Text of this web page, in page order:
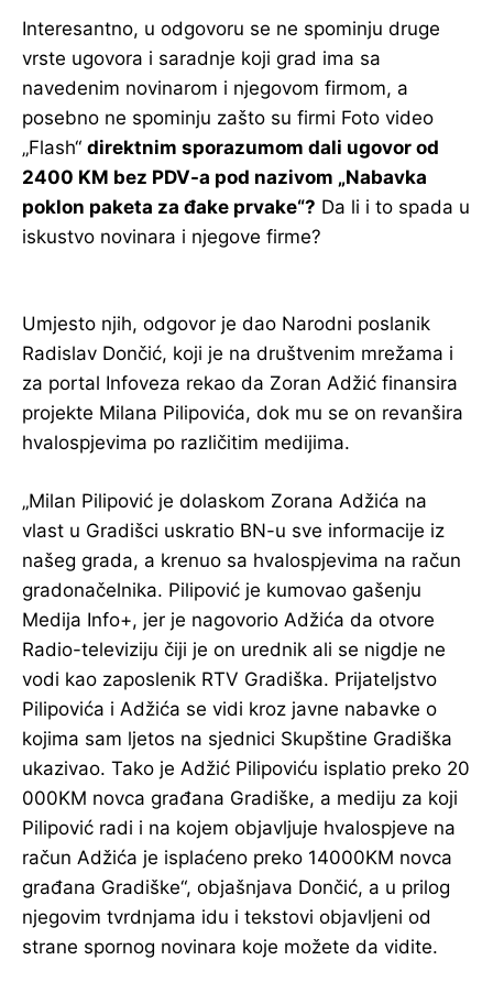
Interesantno, u odgovoru se ne spominju druge
vrste ugovora i saradnje koji grad ima sa
navedenim novinarom i njegovom firmom, a
posebno ne spominju zašto su firmi Foto video
„Flash“ direktnim sporazumom dali ugovor od
2400 KM bez PDV-a pod nazivom „Nabavka
poklon paketa za đake prvake“? Da li i to spada u
iskustvo novinara i njegove firme?
Umjesto njih, odgovor je dao Narodni poslanik
Radislav Dončić, koji je na društvenim mrežama i
za portal Infoveza rekao da Zoran Adžić finansira
projekte Milana Pilipovića, dok mu se on revanšira
hvalospjevima po različitim medijima.
„Milan Pilipović je dolaskom Zorana Adžića na
vlast u Gradišci uskratio BN-u sve informacije iz
našeg grada, a krenuo sa hvalospjevima na račun
gradonačelnika. Pilipović je kumovao gašenju
Medija Info+, jer je nagovorio Adžića da otvore
Radio-televiziju čiji je on urednik ali se nigdje ne
vodi kao zaposlenik RTV Gradiška. Prijateljstvo
Pilipovića i Adžića se vidi kroz javne nabavke o
kojima sam ljetos na sjednici Skupštine Gradiška
ukazivao. Tako je Adžić Pilipoviću isplatio preko 20
000KM novca građana Gradiške, a mediju za koji
Pilipović radi i na kojem objavljuje hvalospjeve na
račun Adžića je isplaćeno preko 14000KM novca
građana Gradiške“, objašnjava Dončić, a u prilog
njegovim tvrdnjama idu i tekstovi objavljeni od
strane spornog novinara koje možete da vidite.